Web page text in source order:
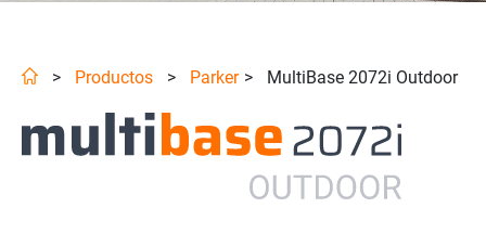
> Productos > Parker > MultiBase 2072i Outdoor